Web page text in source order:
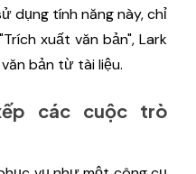
dụng tính năng này, chỉ
xuất văn bản", Lark
bản từ tài liệu.
các cuộc trò